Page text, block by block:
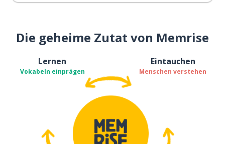
Die geheime Zutat von Memrise
Lernen
Vokabeln einprägen
Eintauchen
Menschen verstehen